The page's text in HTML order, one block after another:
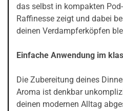
das selbst in kompakten
Raffinesse zeigt und dabei
deinen Verdampferköpfen
Einfache Anwendung im
Die Zubereitung deines
Aroma ist denkbar
deinen modernen Alltag